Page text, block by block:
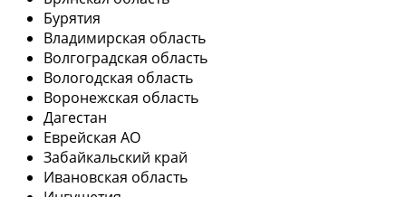
Бурятия
Владимирская область
Волгоградская область
Вологодская область
Воронежская область
Дагестан
Еврейская АО
Забайкальский край
Ивановская область